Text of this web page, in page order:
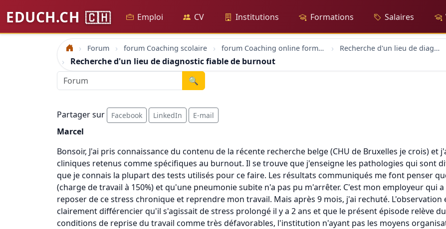
EDUCH.CH 🇨🇭 Emploi CV Institutions Formations Salaires
Accueil Forum forum Coaching scolaire forum Coaching online formation professionelle emploi education Recherche d'un lieu de diagnostic fiable de burnout
Recherche d'un lieu de diagnostic fiable de burnout
🔍
Partager sur Facebook LinkedIn E-mail
Marcel
Bonsoir, J'ai pris connaissance du contenu de la récente recherche belge (CHU de Bruxelles je crois)
cliniques retenus comme spécifiques au burnout. Il se trouve que j'enseigne les pathologies qui sont
que je connais la plupart des tests utilisés pour ce faire. Les résultats communiqués me font penser
(charge de travail à 150%) et qu'une pneumonie subite n'a pas pu m'arrêter. C'est mon employeur qui
reposer de ce stress chronique et reprendre mon travail. Mais après 9 mois, j'ai rechuté.
clairement différencier qu'il s'agissait de stress prolongé il y a 2 ans et que le présent épisode relève
conditions de reprise du travail comme très défavorables, l'institution n'ayant pas les moyens